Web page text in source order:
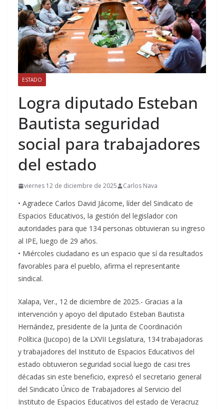
ESTADO
Logra diputado Esteban
Bautista seguridad
social para trabajadores
del estado
viernes 12 de diciembre de 2025 Carlos Nava
• Agradece Carlos David Jácome, líder del Sindicato de
Espacios Educativos, la gestión del legislador con
autoridades para que 134 personas obtuvieran su ingreso
al IPE, luego de 29 años.
• Miércoles ciudadano es un espacio que sí da resultados
favorables para el pueblo, afirma el representante
sindical.
Xalapa, Ver., 12 de diciembre de 2025.- Gracias a la
intervención y apoyo del diputado Esteban Bautista
Hernández, presidente de la Junta de Coordinación
Política (Jucopo) de la LXVII Legislatura, 134 trabajadoras
y trabajadores del Instituto de Espacios Educativos del
estado obtuvieron seguridad social luego de casi tres
décadas sin este beneficio, expresó el secretario general
del Sindicato Único de Trabajadores al Servicio del
Instituto de Espacios Educativos del estado de Veracruz